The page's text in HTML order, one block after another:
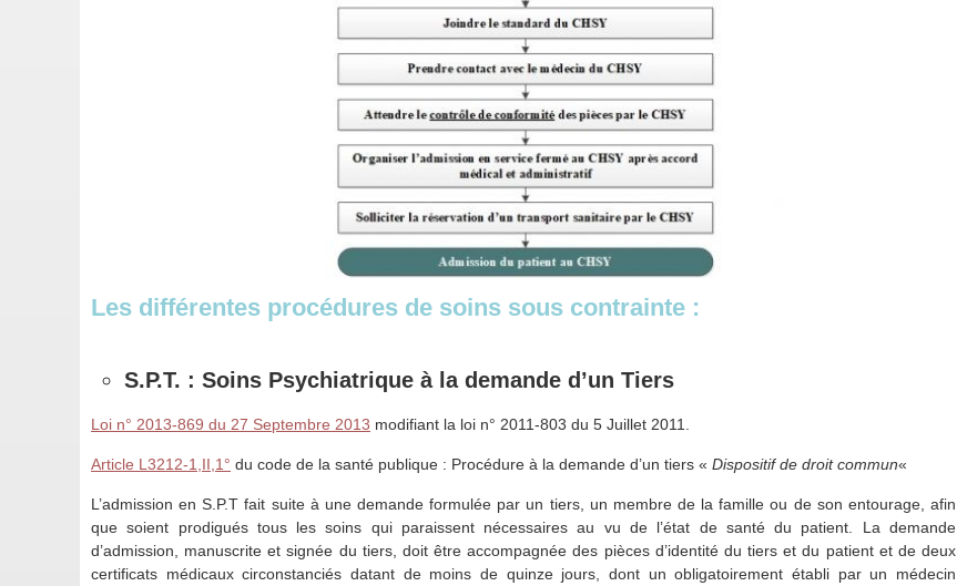
Les différentes procédures de soins sous contrainte :
S.P.T. : Soins Psychiatrique à la demande d’un Tiers
Loi n° 2013-869 du 27 Septembre 2013 modifiant la loi n° 2011-803 du 5 Juillet 2011.
Article L3212-1,II,1° du code de la santé publique : Procédure à la demande d’un tiers « Dispositif de droit commun«
L’admission en S.P.T fait suite à une demande formulée par un tiers, un membre de la famille ou de son entourage, afin
que soient prodigués tous les soins qui paraissent nécessaires au vu de l’état de santé du patient. La demande
d’admission, manuscrite et signée du tiers, doit être accompagnée des pièces d’identité du tiers et du patient et de deux
certificats médicaux circonstanciés datant de moins de quinze jours, dont un obligatoirement établi par un médecin